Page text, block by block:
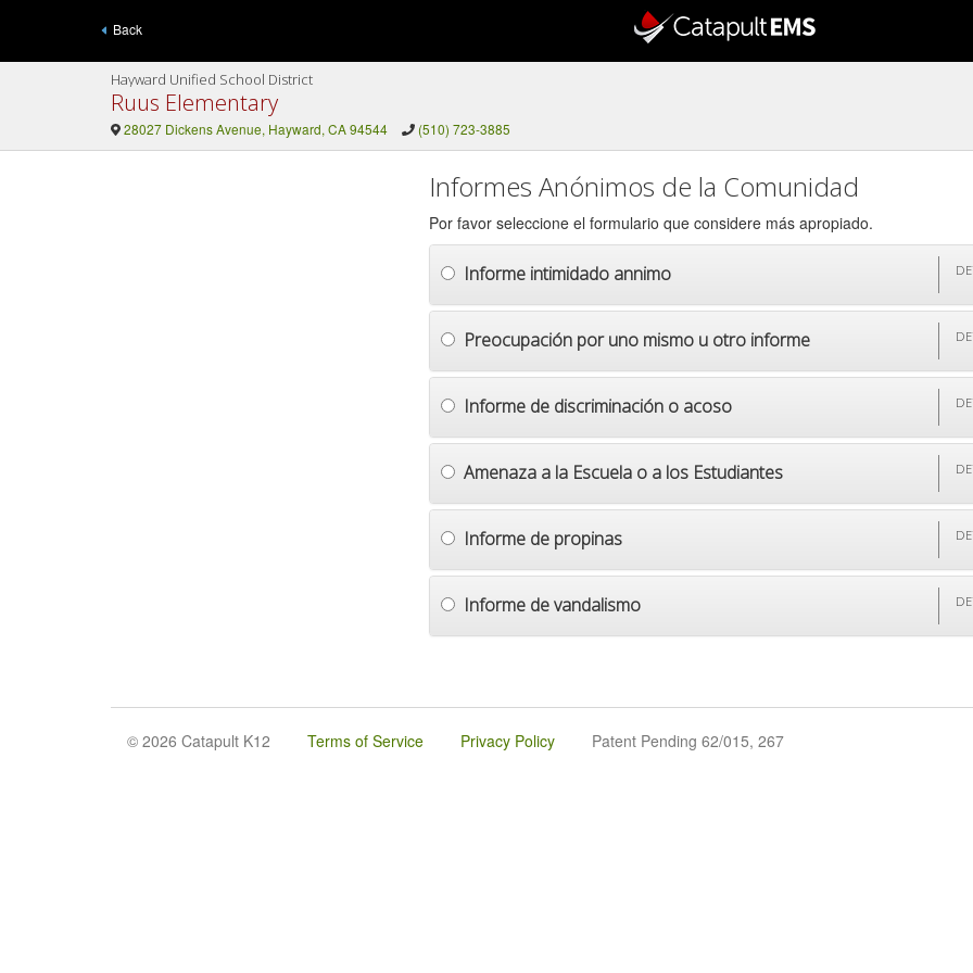
Back
Hayward Unified School District
Ruus Elementary
28027 Dickens Avenue, Hayward, CA 94544 (510) 723-3885
Informes Anónimos de la Comunidad
Por favor seleccione el formulario que considere más apropiado.
Informe intimidado annimo
Preocupación por uno mismo u otro informe
Informe de discriminación o acoso
Amenaza a la Escuela o a los Estudiantes
Informe de propinas
Informe de vandalismo
© 2026 Catapult K12 Terms of Service Privacy Policy Patent Pending 62/015, 267